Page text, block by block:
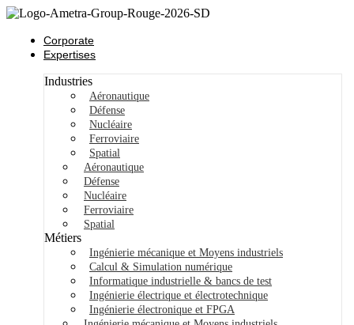
Corporate
Expertises
Industries
Aéronautique
Défense
Nucléaire
Ferroviaire
Spatial
Aéronautique
Défense
Nucléaire
Ferroviaire
Spatial
Métiers
Ingénierie mécanique et Moyens industriels
Calcul & Simulation numérique
Informatique industrielle & bancs de test
Ingénierie électrique et électrotechnique
Ingénierie électronique et FPGA